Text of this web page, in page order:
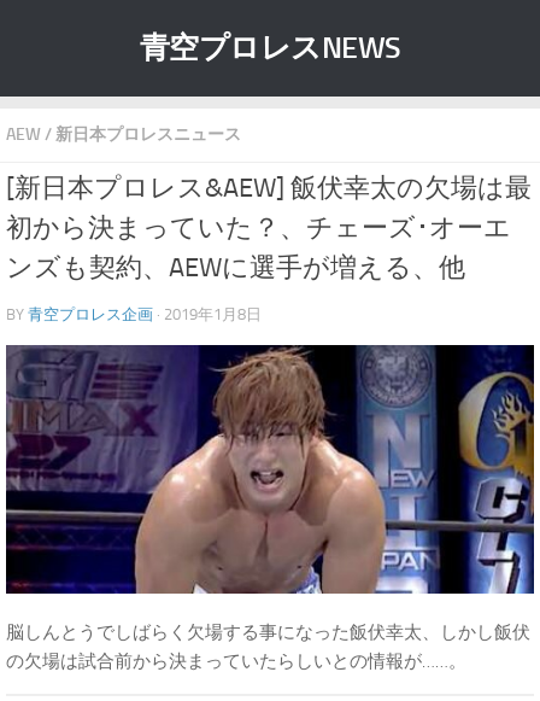
青空プロレスNEWS
AEW/ 新日本プロレスニュース
[新日本プロレス&AEW] 飯伏幸太の欠場は最
初から決まっていた？、チェーズ･オーエ
ンズも契約、AEWに選手が増える、他
BY 青空プロレス企画 · 2019年1月8日
脳しんとうでしばらく欠場する事になった飯伏幸太、しかし飯伏
の欠場は試合前から決まっていたらしいとの情報が……。